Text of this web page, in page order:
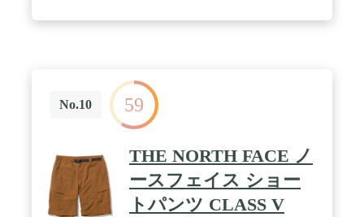
No.10 59
THE NORTH FACE ノ
ースフェイス ショー
トパンツ CLASS V